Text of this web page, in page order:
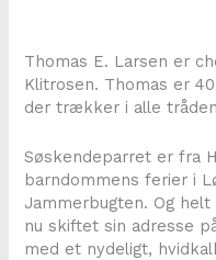
Thomas E. Larsen er
Klitrosen. Thomas er
der trækker i alle
Søskendeparret er fra
barndommens ferier i
Jammerbugten. Og
nu skiftet sin adresse
med et nydeligt,